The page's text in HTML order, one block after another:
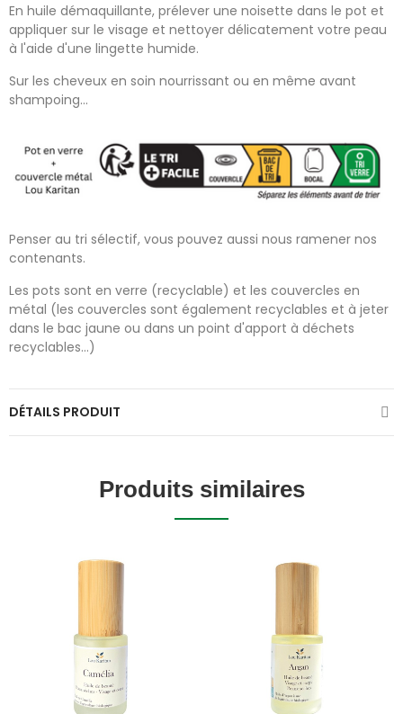
En huile démaquillante, prélever une noisette dans le pot et
appliquer sur le visage et nettoyer délicatement votre peau
à l'aide d'une lingette humide.
Sur les cheveux en soin nourrissant ou en même avant
shampoing...
Penser au tri sélectif, vous pouvez aussi nous ramener nos
contenants.
Les pots sont en verre (recyclable) et les couvercles en
métal (les couvercles sont également recyclables et à jeter
dans le bac jaune ou dans un point d'apport à déchets
recyclables...)
DÉTAILS PRODUIT
Produits similaires